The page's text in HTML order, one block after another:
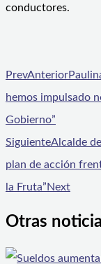
conductores.
PrevAnterior
hemos impulsado
Gobierno”
SiguienteAlcalde
plan de acción
la Fruta”Next
Otras